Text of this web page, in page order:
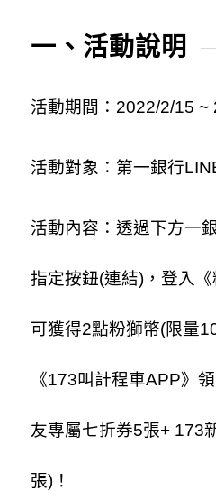
一、活動說明
活動期間：2022/2/15 ~
活動對象：第一銀行
活動內容：透過下方一
指定按鈕(連結)，登入
可獲得2點粉獅幣(限量
《173叫計程車APP》
友專屬七折券5張+ 173
張)！